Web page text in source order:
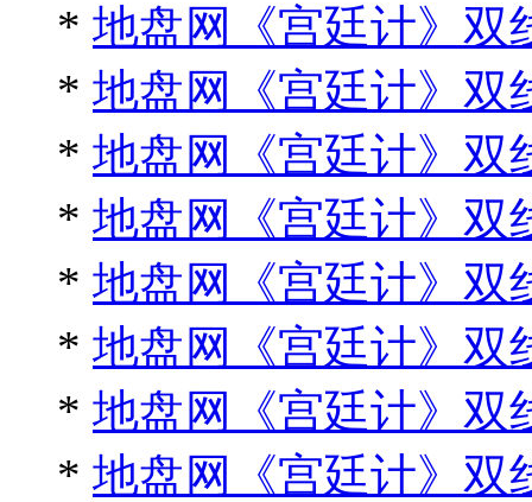
* 地盘网《宫廷计》双
* 地盘网《宫廷计》双
* 地盘网《宫廷计》双
* 地盘网《宫廷计》双
* 地盘网《宫廷计》双
* 地盘网《宫廷计》双
* 地盘网《宫廷计》双
* 地盘网《宫廷计》双